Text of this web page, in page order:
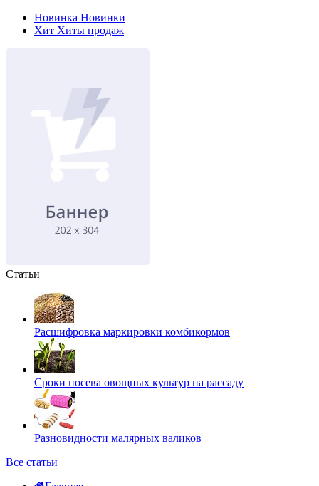
Новинка Новинки
Хит Хиты продаж
Статьи
Расшифровка маркировки комбикормов
Сроки посева овощных культур на рассаду
Разновидности малярных валиков
Все статьи